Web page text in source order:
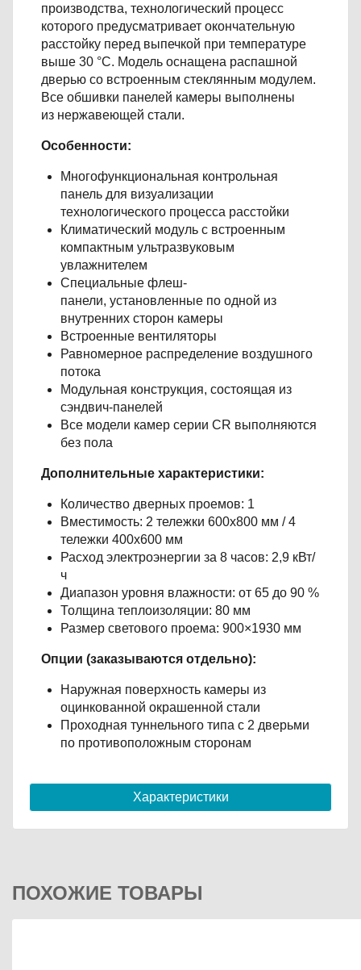
производства, технологический процесс
которого предусматривает окончательную
расстойку перед выпечкой при температуре
выше 30 °С. Модель оснащена распашной
дверью со встроенным стеклянным модулем.
Все обшивки панелей камеры выполнены
из нержавеющей стали.
Особенности:
Многофункциональная контрольная
панель для визуализации
технологического процесса расстойки
Климатический модуль с встроенным
компактным ультразвуковым
увлажнителем
Специальные флеш-
панели, установленные по одной из
внутренних сторон камеры
Встроенные вентиляторы
Равномерное распределение воздушного
потока
Модульная конструкция, состоящая из
сэндвич-панелей
Все модели камер серии CR выполняются
без пола
Дополнительные характеристики:
Количество дверных проемов: 1
​Вместимость: 2 тележки 600х800 мм / 4
тележки 400х600 мм
Расход электроэнергии за 8 часов: 2,9 кВт/
ч
Диапазон уровня влажности: от 65 до 90 %
Толщина теплоизоляции: 80 мм
Размер светового проема: 900×1930 мм
Опции (заказываются отдельно):
Наружная поверхность камеры из
оцинкованной окрашенной стали
Проходная туннельного типа с 2 дверьми
по противоположным сторонам
Характеристики
ПОХОЖИЕ ТОВАРЫ